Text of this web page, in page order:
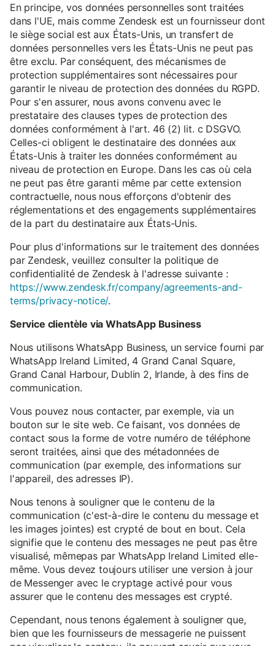
En principe, vos données personnelles sont traitées
dans l'UE, mais comme Zendesk est un fournisseur dont
le siège social est aux États-Unis, un transfert de
données personnelles vers les États-Unis ne peut pas
être exclu. Par conséquent, des mécanismes de
protection supplémentaires sont nécessaires pour
garantir le niveau de protection des données du RGPD.
Pour s'en assurer, nous avons convenu avec le
prestataire des clauses types de protection des
données conformément à l'art. 46 (2) lit. c DSGVO.
Celles-ci obligent le destinataire des données aux
États-Unis à traiter les données conformément au
niveau de protection en Europe. Dans les cas où cela
ne peut pas être garanti même par cette extension
contractuelle, nous nous efforçons d'obtenir des
réglementations et des engagements supplémentaires
de la part du destinataire aux États-Unis.
Pour plus d'informations sur le traitement des données
par Zendesk, veuillez consulter la politique de
confidentialité de Zendesk à l'adresse suivante :
https://www.zendesk.fr/company/agreements-and-
terms/privacy-notice/.
Service clientèle via WhatsApp Business
Nous utilisons WhatsApp Business, un service fourni par
WhatsApp Ireland Limited, 4 Grand Canal Square,
Grand Canal Harbour, Dublin 2, Irlande, à des fins de
communication.
Vous pouvez nous contacter, par exemple, via un
bouton sur le site web. Ce faisant, vos données de
contact sous la forme de votre numéro de téléphone
seront traitées, ainsi que des métadonnées de
communication (par exemple, des informations sur
l'appareil, des adresses IP).
Nous tenons à souligner que le contenu de la
communication (c'est-à-dire le contenu du message et
les images jointes) est crypté de bout en bout. Cela
signifie que le contenu des messages ne peut pas être
visualisé, mêmepas par WhatsApp Ireland Limited elle-
même. Vous devez toujours utiliser une version à jour
de Messenger avec le cryptage activé pour vous
assurer que le contenu des messages est crypté.
Cependant, nous tenons également à souligner que,
bien que les fournisseurs de messagerie ne puissent